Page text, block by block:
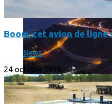
Boom, cet avion de
News
24 octobre 2016